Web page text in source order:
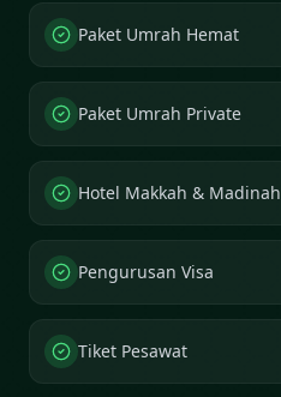
Paket Umrah Hemat
Paket Umrah Private
Hotel Makkah & Madinah
Pengurusan Visa
Tiket Pesawat